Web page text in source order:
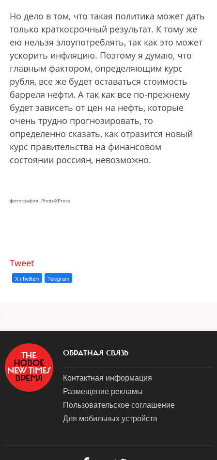
Но дело в том, что такая политика может дать
только краткосрочный результат. К тому же
ею нельзя злоупотреблять, так как это может
ускорить инфляцию. Поэтому я думаю, что
главным фактором, определяющим курс
рубля, все же будет оставаться стоимость
барреля нефти. А так как все по-прежнему
будет зависеть от цен на нефть, которые
очень трудно прогнозировать, то
определенно сказать, как отразится новый
курс правительства на финансовом
состоянии россиян, невозможно.
фотография: PhotoXPress
Tweet
X (Twitter) Telegram
ОБРАТНАЯ СВЯЗЬ
Контактная информация
Размещение рекламы
Пользовательское соглашение
Для мобильных устройств